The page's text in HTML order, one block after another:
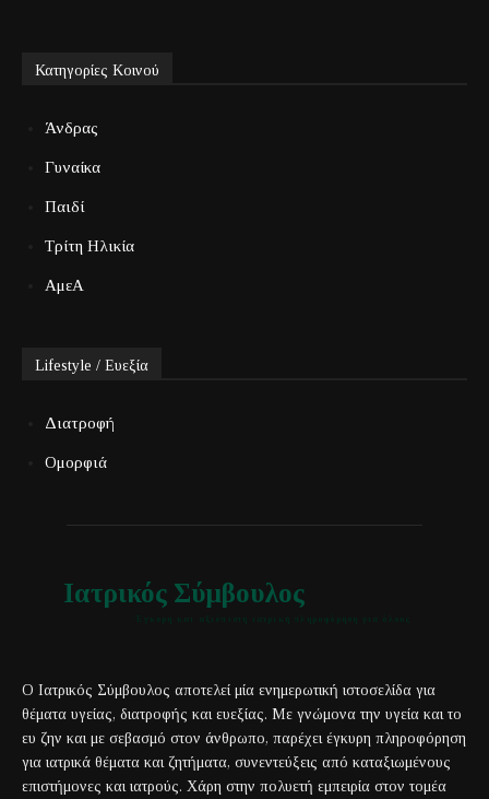
Κατηγορίες Κοινού
Άνδρας
Γυναίκα
Παιδί
Τρίτη Ηλικία
ΑμεΑ
Lifestyle / Ευεξία
Διατροφή
Ομορφιά
Ιατρικός Σύμβουλος
Ο Ιατρικός Σύμβουλος αποτελεί μία ενημερωτική ιστοσελίδα για
θέματα υγείας, διατροφής και ευεξίας. Με γνώμονα την υγεία και το
ευ ζην και με σεβασμό στον άνθρωπο, παρέχει έγκυρη πληροφόρηση
για ιατρικά θέματα και ζητήματα, συνεντεύξεις από καταξιωμένους
επιστήμονες και ιατρούς. Χάρη στην πολυετή εμπειρία στον τομέα